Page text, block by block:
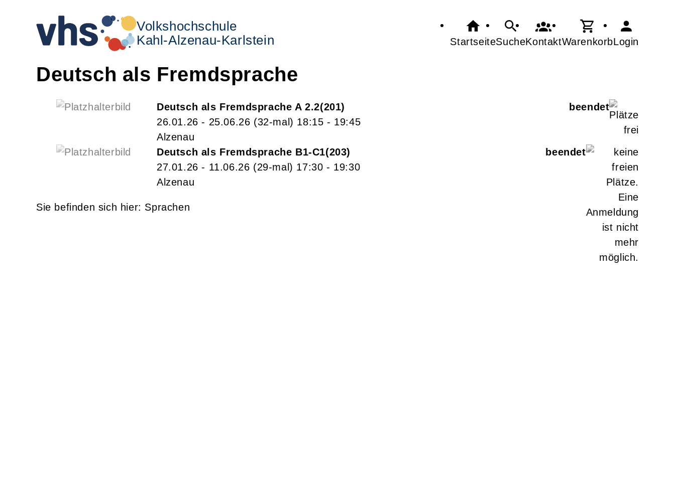
Volkshochschule
Kahl-Alzenau-Karlstein
StartseiteSucheKontaktWarenkorbLogin
Deutsch als Fremdsprache
Deutsch als Fremdsprache A 2.2 201
26.01.26 - 25.06.26 (32-mal) 18:15 - 19:45
Alzenau
Deutsch als Fremdsprache B1-C1 203
27.01.26 - 11.06.26 (29-mal) 17:30 - 19:30
Alzenau
Sprachen